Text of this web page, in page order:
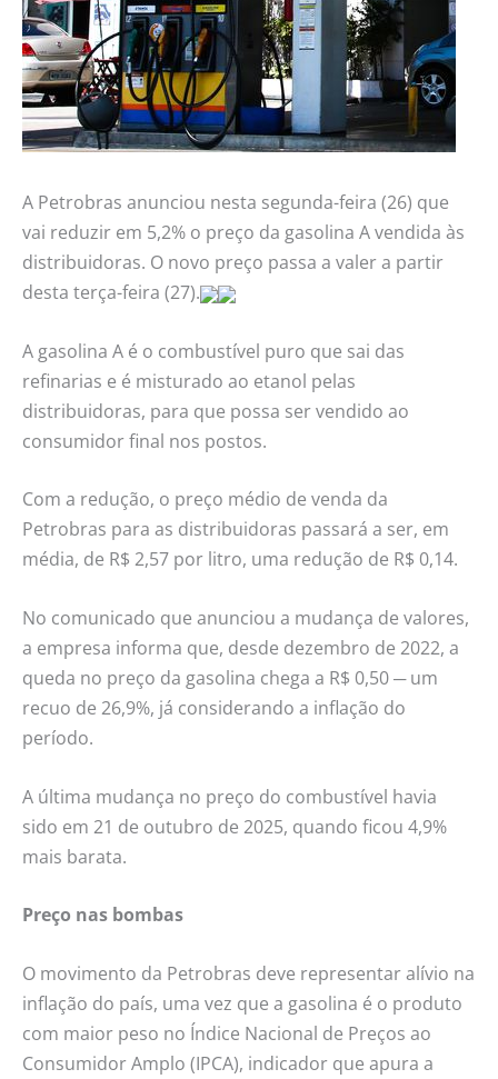
A Petrobras anunciou nesta segunda-feira (26) que
vai reduzir em 5,2% o preço da gasolina A vendida às
distribuidoras. O novo preço passa a valer a partir
desta terça-feira (27).
A gasolina A é o combustível puro que sai das
refinarias e é misturado ao etanol pelas
distribuidoras, para que possa ser vendido ao
consumidor final nos postos.
Com a redução, o preço médio de venda da
Petrobras para as distribuidoras passará a ser, em
média, de R$ 2,57 por litro, uma redução de R$ 0,14.
No comunicado que anunciou a mudança de valores,
a empresa informa que, desde dezembro de 2022, a
queda no preço da gasolina chega a R$ 0,50 ─ um
recuo de 26,9%, já considerando a inflação do
período.
A última mudança no preço do combustível havia
sido em 21 de outubro de 2025, quando ficou 4,9%
mais barata.
Preço nas bombas
O movimento da Petrobras deve representar alívio na
inflação do país, uma vez que a gasolina é o produto
com maior peso no Índice Nacional de Preços ao
Consumidor Amplo (IPCA), indicador que apura a